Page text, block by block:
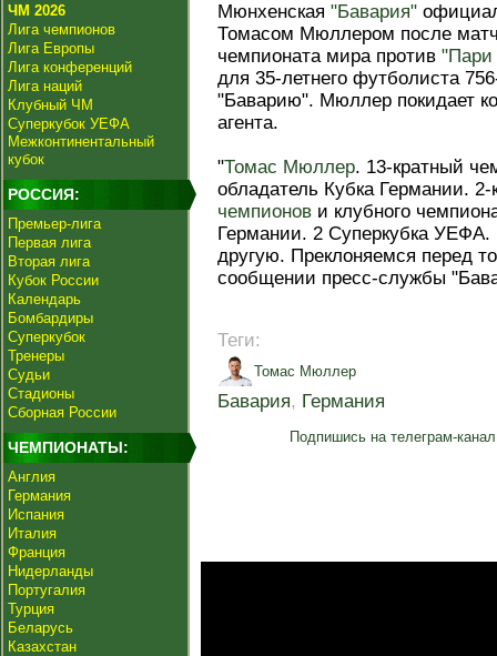
ЧМ 2026
Лига чемпионов
Лига Европы
Лига конференций
Лига наций
Клубный ЧМ
Суперкубок УЕФА
Межконтинентальный
кубок
РОССИЯ:
Премьер-лига
Первая лига
Вторая лига
Кубок России
Календарь
Бомбардиры
Суперкубок
Тренеры
Судьи
Стадионы
Сборная России
ЧЕМПИОНАТЫ:
Англия
Германия
Испания
Италия
Франция
Нидерланды
Португалия
Турция
Беларусь
Казахстан
Мюнхенская "Бавария"
Томасом Мюллером после
чемпионата мира против
для 35-летнего футболиста
"Баварию". Мюллер покидает
агента.
"Томас Мюллер. 13-кратный
обладатель Кубка Германии.
чемпионов и клубного
Германии. 2 Суперкубка УЕФА.
другую. Преклоняемся перед
сообщении пресс-службы
Теги:
Томас Мюллер
Бавария, Германия
Подпишись на телеграм-